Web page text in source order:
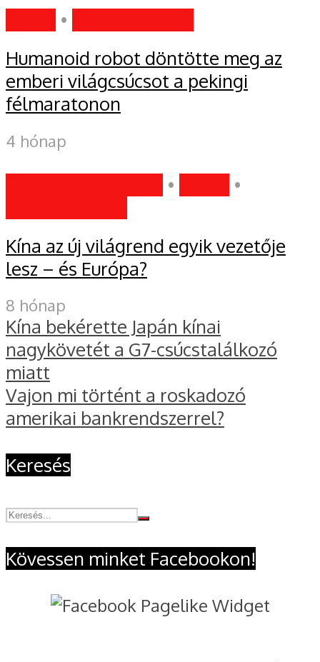
•
Humanoid robot döntötte meg az
emberi világcsúcsot a pekingi
félmaratonon
4 hónap
•
•
Kína az új világrend egyik vezetője
lesz – és Európa?
8 hónap
Kína bekérette Japán kínai
nagykövetét a G7-csúcstalálkozó
miatt
Vajon mi történt a roskadozó
amerikai bankrendszerrel?
Keresés
Kövessen minket Facebookon!